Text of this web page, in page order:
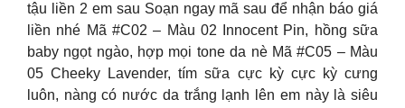
tậu liền 2 em sau Soạn ngay mã sau để nhận báo giá
liền nhé Mã #C02 – Màu 02 Innocent Pin, hồng sữa
baby ngọt ngào, hợp mọi tone da nè Mã #C05 – Màu
05 Cheeky Lavender, tím sữa cực kỳ cực kỳ cưng
luôn, nàng có nước da trắng lạnh lên em này là siêu